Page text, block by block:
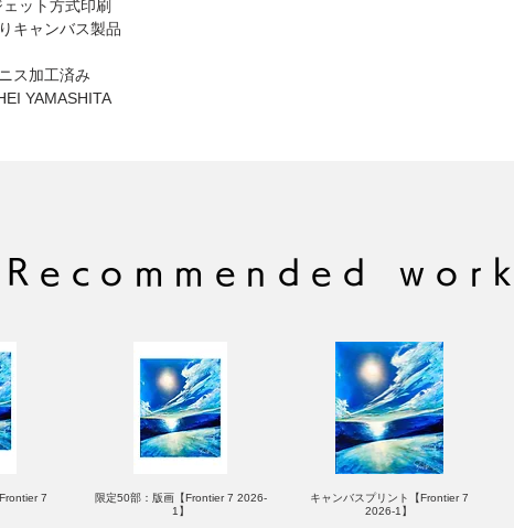
ット方式印刷
キャンバス製品
ス加工済み
YAMASHITA
Recommended
7
限定50部：版画【Frontier 7 2026-
1】
キャンバスプリント【Frontier 7
2026-1】